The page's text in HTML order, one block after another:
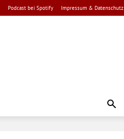
Podcast bei Spotify Impressum & Datenschutz